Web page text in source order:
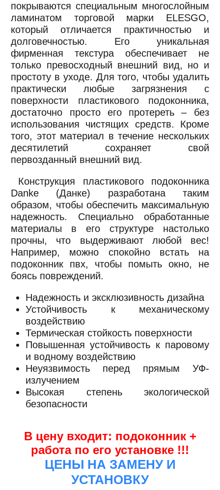
покрываются специальным многослойным
ламинатом торговой марки ELESGO,
который отличается практичностью и
долговечностью. Его уникальная
фирменная текстура обеспечивает не
только превосходный внешний вид, но и
простоту в уходе. Для того, чтобы удалить
практически любые загрязнения с
поверхности пластикового подоконника,
достаточно просто его протереть – без
использования чистящих средств. Кроме
того, этот материал в течение нескольких
десятилетий сохраняет свой
первозданный внешний вид.
Конструкция пластикового подоконника
Danke (Данке) разработана таким
образом, чтобы обеспечить максимальную
надежность. Специально обработанные
материалы в его структуре настолько
прочны, что выдерживают любой вес!
Например, можно спокойно встать на
подоконник пвх, чтобы помыть окно, не
боясь повреждений.
Надежность и эксклюзивность дизайна
Устойчивость к механическому
воздействию
Термическая стойкость поверхности
Повышенная устойчивость к паровому
и водному воздействию
Неуязвимость перед прямым УФ-
излучением
Высокая степень экологической
безопасности
В цену входит: подоконник +
работа по его установке !!!
ЦЕНЫ НА ЗАМЕНУ И
УСТАНОВКУ